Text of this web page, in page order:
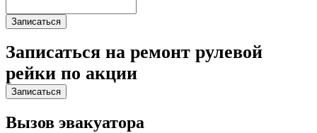
Записаться на ремонт рулевой
рейки по акции
Вызов эвакуатора